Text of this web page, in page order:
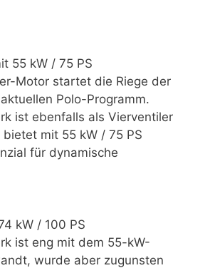
55 kW / 75 PS
Motor startet die Riege der
Polo-Programm.
ist ebenfalls als Vierventiler
mit 55 kW / 75 PS
für dynamische
kW / 100 PS
ist eng mit dem 55-kW-
wurde aber zugunsten